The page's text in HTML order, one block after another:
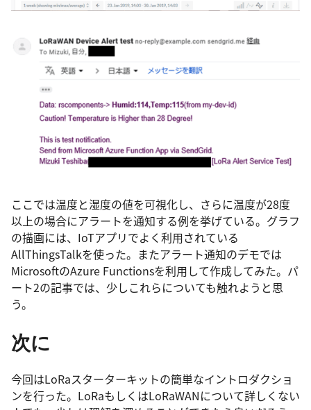
ここでは温度と湿度の値を可視化し、さらに温度が28度
以上の場合にアラートを通知する例を挙げている。グラフ
の描画には、IoTアプリでよく利用されている
AllThingsTalkを使った。またアラート通知のデモでは
MicrosoftのAzure Functionsを利用して作成してみた。パ
ート2の記事では、少しこれらについても触れようと思
う。
次に
今回はLoRaスターターキットの簡単なイントロダクショ
ンを行った。LoRaもしくはLoRaWANについて詳しくない